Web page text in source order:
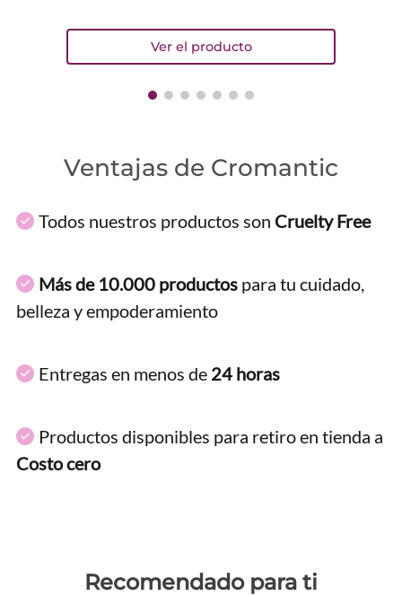
Ventajas de Cromantic
Todos nuestros productos son Cruelty Free
Más de 10.000 productos para tu cuidado,
belleza y empoderamiento
Entregas en menos de 24 horas
Productos disponibles para retiro en tienda a
Costo cero
Recomendado para ti